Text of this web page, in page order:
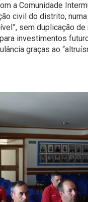
a Comunidade
civil do distrito,
sem duplicação de
investimentos
graças ao